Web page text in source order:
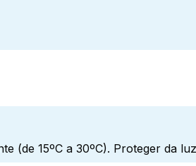
(de 15ºC a 30ºC). Proteger da